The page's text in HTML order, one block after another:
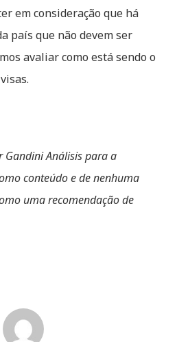
em consideração que há
país que não devem ser
avaliar como está sendo o
Análisis para a
conteúdo e de nenhuma
uma recomendação de